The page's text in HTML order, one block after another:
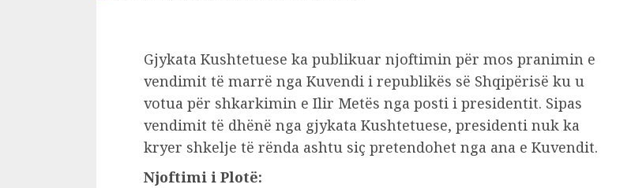
Gjykata Kushtetuese ka publikuar njoftimin për mos pranimin e
vendimit të marrë nga Kuvendi i republikës së Shqipërisë ku u
votua për shkarkimin e Ilir Metës nga posti i presidentit. Sipas
vendimit të dhënë nga gjykata Kushtetuese, presidenti nuk ka
kryer shkelje të rënda ashtu siç pretendohet nga ana e Kuvendit.
Njoftimi i Plotë: